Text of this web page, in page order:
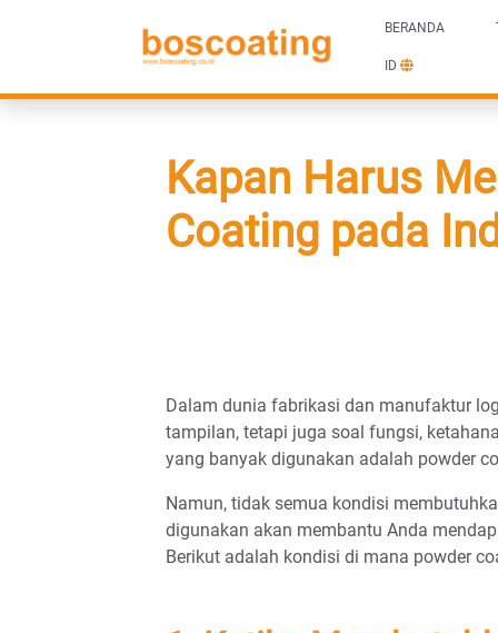
BERANDA
ID
Kapan Harus
Coating pada
Dalam dunia fabrikasi dan manufaktur
tampilan, tetapi juga soal fungsi,
yang banyak digunakan adalah powder
Namun, tidak semua kondisi
digunakan akan membantu Anda
Berikut adalah kondisi di mana powder